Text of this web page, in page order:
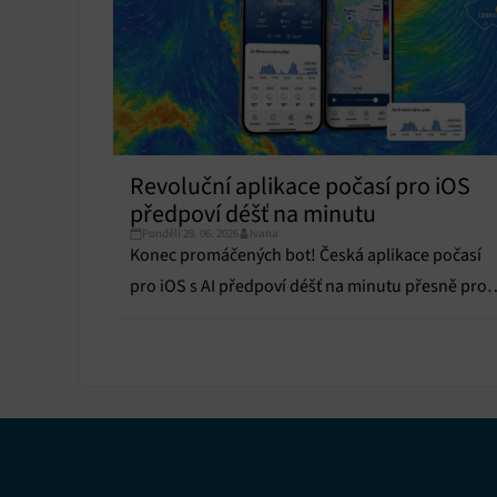
Funkce
Revoluční aplikace počasí pro iOS
předpoví déšť na minutu
Pondělí 29. 06. 2026 Ivana
Konec promáčených bot! Česká aplikace počasí
pro iOS s AI předpoví déšť na minutu přesně pro